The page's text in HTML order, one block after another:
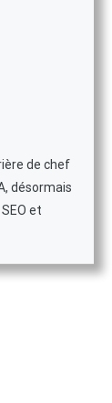
de chef
désormais
et